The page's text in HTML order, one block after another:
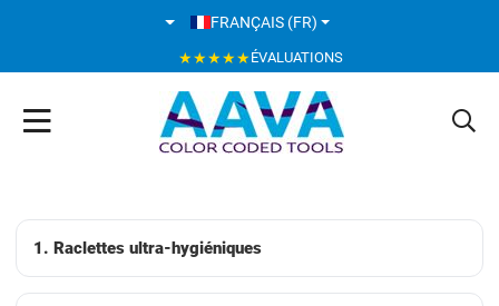
SÉLECTIONNEZ VOTRE LANGUE
FRANÇAIS (FR)
★★★★★ÉVALUATIONS
1. Raclettes ultra-hygiéniques